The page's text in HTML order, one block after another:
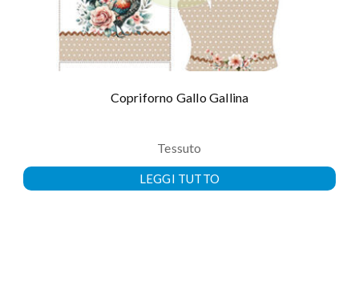
Copriforno Gallo Gallina
Tessuto
LEGGI TUTTO